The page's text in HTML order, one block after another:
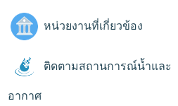
หน่วยงานที่เกี่ยวข้อง
ติดตามสถานการณ์น้ำและ
อากาศ